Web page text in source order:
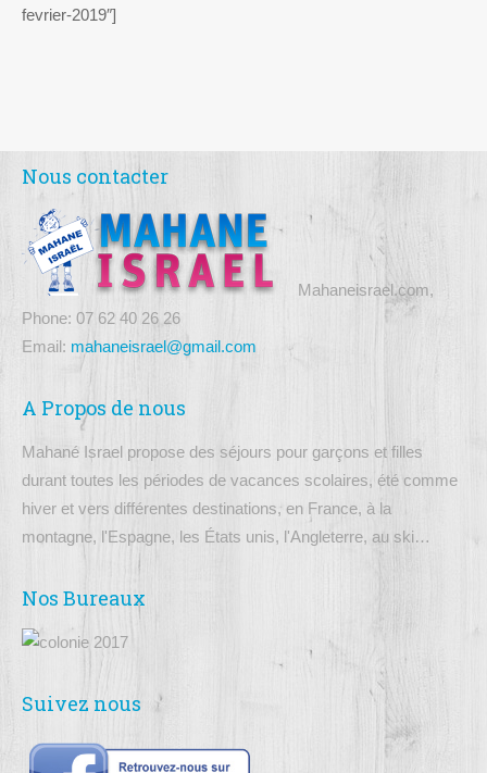
fevrier-2019″]
Nous contacter
Mahaneisrael.com,
Phone: 07 62 40 26 26
Email: mahaneisrael@gmail.com
A Propos de nous
Mahané Israel propose des séjours pour garçons et filles
durant toutes les périodes de vacances scolaires, été comme
hiver et vers différentes destinations, en France, à la
montagne, l'Espagne, les États unis, l'Angleterre, au ski…
Nos Bureaux
Suivez nous